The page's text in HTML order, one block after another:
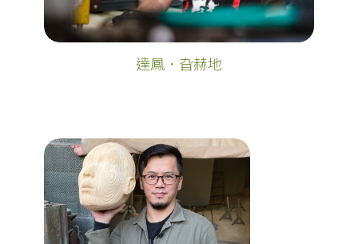
達鳳．旮赫地